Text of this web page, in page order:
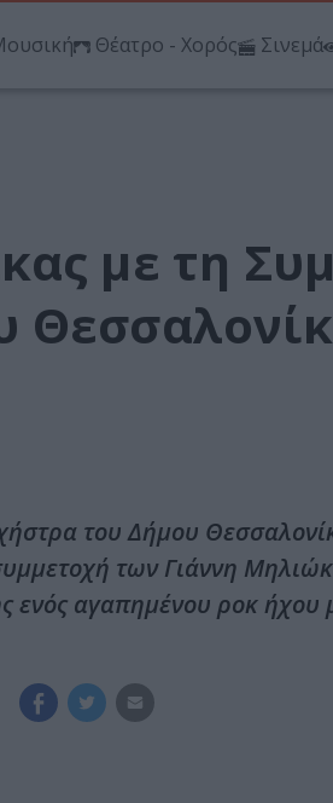
Θέατρο - Χορός Σινεμά
με τη
του Δήμου
των Γιάννη
αγαπημένου ροκ ήχου